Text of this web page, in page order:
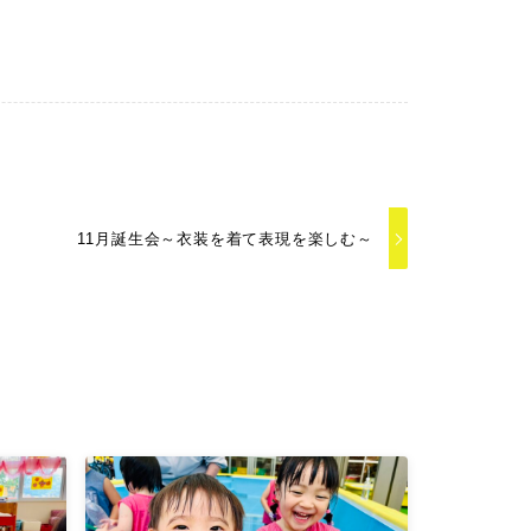
11月誕生会～衣装を着て表現を楽しむ～